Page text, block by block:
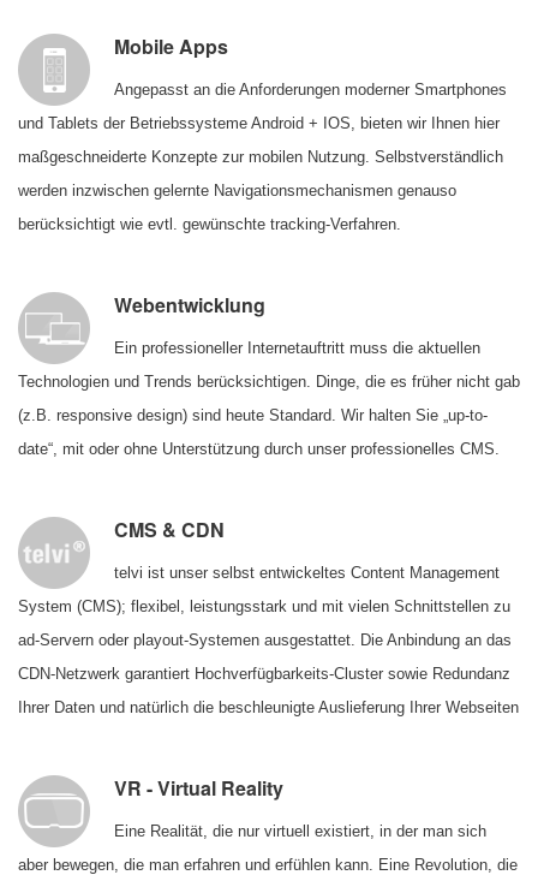
Mobile Apps
Angepasst an die Anforderungen moderner Smartphones
und Tablets der Betriebssysteme Android + IOS, bieten wir Ihnen hier
maßgeschneiderte Konzepte zur mobilen Nutzung. Selbstverständlich
werden inzwischen gelernte Navigationsmechanismen genauso
berücksichtigt wie evtl. gewünschte tracking-Verfahren.
Webentwicklung
Ein professioneller Internetauftritt muss die aktuellen
Technologien und Trends berücksichtigen. Dinge, die es früher nicht gab
(z.B. responsive design) sind heute Standard. Wir halten Sie „up-to-
date“, mit oder ohne Unterstützung durch unser professionelles CMS.
CMS & CDN
telvi ist unser selbst entwickeltes Content Management
System (CMS); flexibel, leistungsstark und mit vielen Schnittstellen zu
ad-Servern oder playout-Systemen ausgestattet. Die Anbindung an das
CDN-Netzwerk garantiert Hochverfügbarkeits-Cluster sowie Redundanz
Ihrer Daten und natürlich die beschleunigte Auslieferung Ihrer Webseiten
VR - Virtual Reality
Eine Realität, die nur virtuell existiert, in der man sich
aber bewegen, die man erfahren und erfühlen kann. Eine Revolution, die